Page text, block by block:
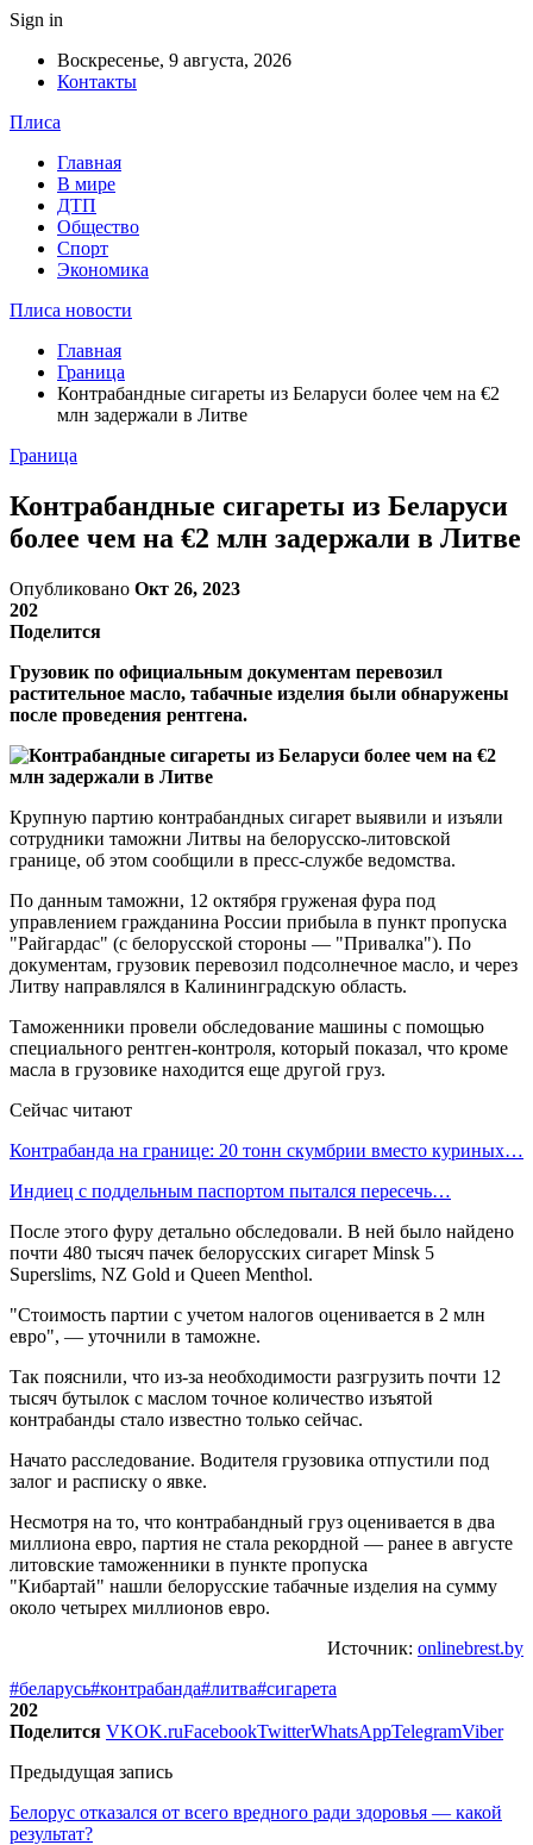
Sign in
Воскресенье, 9 августа, 2026
Контакты
Плиса
Главная
В мире
ДТП
Общество
Спорт
Экономика
Плиса новости
Главная
Граница
Контрабандные сигареты из Беларуси более чем на €2
млн задержали в Литве
Граница
Контрабандные сигареты из Беларуси
более чем на €2 млн задержали в Литве
Опубликовано Окт 26, 2023
202
Поделится
Грузовик по официальным документам перевозил
растительное масло, табачные изделия были обнаружены
после проведения рентгена.
Крупную партию контрабандных сигарет выявили и изъяли
сотрудники таможни Литвы на белорусско-литовской
границе, об этом сообщили в пресс-службе ведомства.
По данным таможни, 12 октября груженая фура под
управлением гражданина России прибыла в пункт пропуска
"Райгардас" (с белорусской стороны — "Привалка"). По
документам, грузовик перевозил подсолнечное масло, и через
Литву направлялся в Калининградскую область.
Таможенники провели обследование машины с помощью
специального рентген-контроля, который показал, что кроме
масла в грузовике находится еще другой груз.
Сейчас читают
Контрабанда на границе: 20 тонн скумбрии вместо куриных…
Индиец с поддельным паспортом пытался пересечь…
После этого фуру детально обследовали. В ней было найдено
почти 480 тысяч пачек белорусских сигарет Minsk 5
Superslims, NZ Gold и Queen Menthol.
"Стоимость партии с учетом налогов оценивается в 2 млн
евро", — уточнили в таможне.
Так пояснили, что из-за необходимости разгрузить почти 12
тысяч бутылок с маслом точное количество изъятой
контрабанды стало известно только сейчас.
Начато расследование. Водителя грузовика отпустили под
залог и расписку о явке.
Несмотря на то, что контрабандный груз оценивается в два
миллиона евро, партия не стала рекордной — ранее в августе
литовские таможенники в пункте пропуска
"Кибартай" нашли белорусские табачные изделия на сумму
около четырех миллионов евро.
Источник: onlinebrest.by
#беларусь#контрабанда#литва#сигарета
202
Поделится VKOK.ruFacebookTwitterWhatsAppTelegramViber
Предыдущая запись
Белорус отказался от всего вредного ради здоровья — какой
результат?